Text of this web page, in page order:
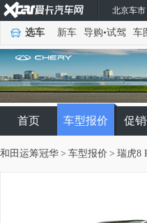
北京车市
选车 新车 导购•试驾 车
首页 车型报价 促
和田运筹冠华 > 车型报价 > 瑞虎8